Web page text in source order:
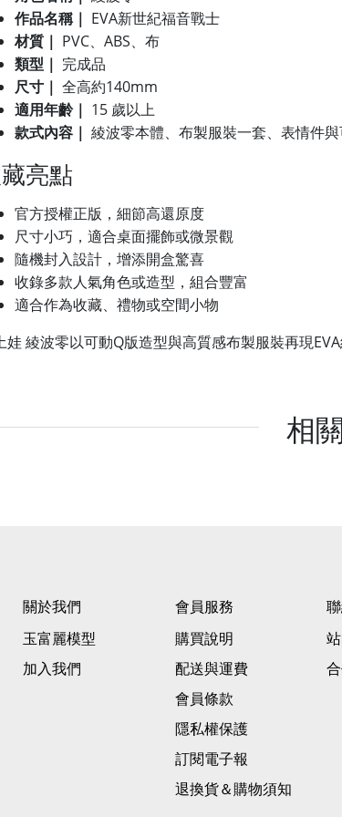
作品名稱｜ EVA新世紀福音戰士
材質｜ PVC、ABS、布
類型｜ 完成品
尺寸｜ 全高約140mm
適用年齡｜ 15 歲以上
款式內容｜ 綾波零本體、布製服裝一套、表情件
亮點
官方授權正版，細節高還原度
尺寸小巧，適合桌面擺飾或微景觀
隨機封入設計，增添開盒驚喜
收錄多款人氣角色或造型，組合豐富
適合作為收藏、禮物或空間小物
娃 綾波零以可動Q版造型與高質感布製服裝再現
相
關於我們
玉富麗模型
加入我們
會員服務
購買說明
配送與運費
會員條款
隱私權保護
訂閱電子報
退換貨＆購物須知